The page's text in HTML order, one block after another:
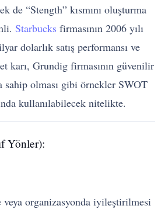
de “Stength” kısmını oluşturma
Starbucks firmasının 2006 yılı
dolarlık satış performansı ve
karı, Grundig firmasının güvenilir
sahip olması gibi örnekler SWOT
kullanılabilecek nitelikte.
Yönler):
veya organizasyonda iyileştirilmesi